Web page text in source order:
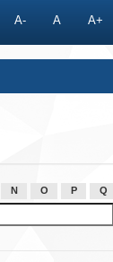
A- A A+
N O P Q